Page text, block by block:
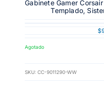
Gabinete Gamer
Templado,
$
Agotado
SKU: CC-9011290-WW